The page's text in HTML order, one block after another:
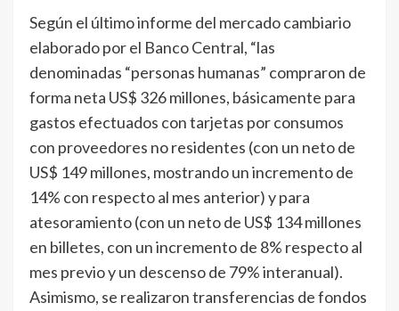
Según el último informe del mercado cambiario
elaborado por el Banco Central, “las
denominadas “personas humanas” compraron de
forma neta US$ 326 millones, básicamente para
gastos efectuados con tarjetas por consumos
con proveedores no residentes (con un neto de
US$ 149 millones, mostrando un incremento de
14% con respecto al mes anterior) y para
atesoramiento (con un neto de US$ 134 millones
en billetes, con un incremento de 8% respecto al
mes previo y un descenso de 79% interanual).
Asimismo, se realizaron transferencias de fondos